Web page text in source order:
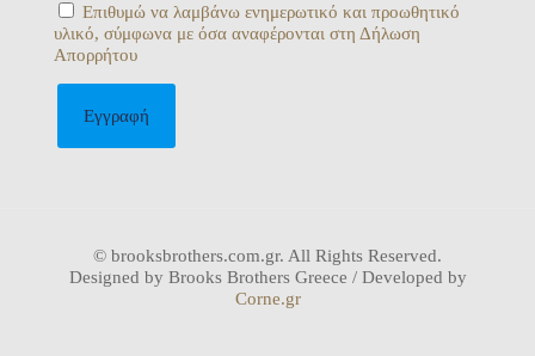
Επιθυμώ να λαμβάνω ενημερωτικό και προωθητικό
υλικό, σύμφωνα με όσα αναφέρονται στη Δήλωση
Απορρήτου
© brooksbrothers.com.gr. All Rights Reserved.
Designed by Brooks Brothers Greece / Developed by
Corne.gr